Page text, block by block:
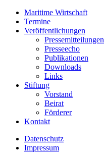
Maritime Wirtschaft
Termine
Veröffentlichungen
Pressemitteilungen
Presseecho
Publikationen
Downloads
Links
Stiftung
Vorstand
Beirat
Förderer
Kontakt
Datenschutz
Impressum